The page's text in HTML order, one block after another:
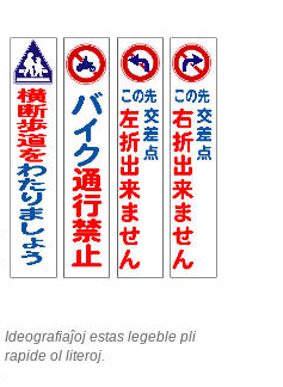
Ideografiaĵoj estas legeble pli
rapide ol literoj.